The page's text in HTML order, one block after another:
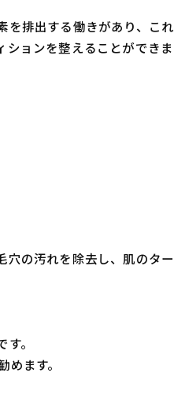
を排出する働きがあり、これ
ションを整えることができま
の汚れを除去し、肌のター
。
ます。